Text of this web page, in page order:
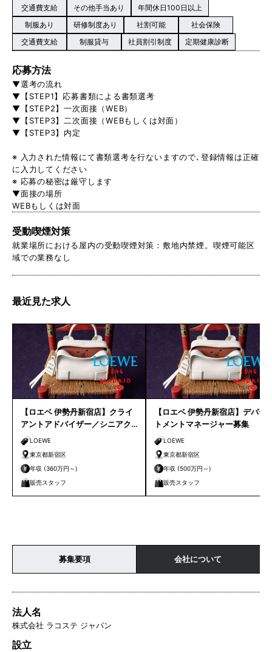
交通費支給 その他手当あり
年間休日100日以上
制服あり
研修制度あり 社割可能
社会保険
交通費支給
制服貸与 社員割引制度 定期健康診断
応募方法
▼選考の流れ
▼【STEP1】応募書類による書類選考
▼【STEP2】一次面接（WEB）
▼【STEP3】二次面接（WEBもしくは対面）
▼【STEP3】内定
※ 入力された情報にて書類選考を行ないますので､登録情報は正確
に入力してください
※ 応募の秘密は厳守します
▼面接の場所
WEBもしくは対面
受動喫煙対策
就業場所における屋内の受動喫煙対策：敷地内禁煙。喫煙可能区
域での業務なし
最近見た求人
【ロエベ 伊勢丹新宿店】クライ
アントアドバイザー／シニアク
ライアントアドバイザー募集
LOEWE
東京都新宿区
年収 (360万円～)
販売スタッフ
【ロエベ 伊勢丹新宿店】デパー
トメントマネージャー募集
LOEWE
東京都新宿区
年収 (500万円～)
販売スタッフ
募集要項 会社について
法人名
株式会社 ラコステ ジャパン
設立